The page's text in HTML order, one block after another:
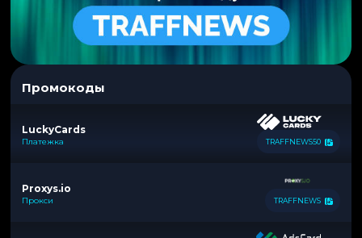
Промокоды
LuckyCards
Платежка TRAFFNEWS50
Proxys.io
Прокси TRAFFNEWS